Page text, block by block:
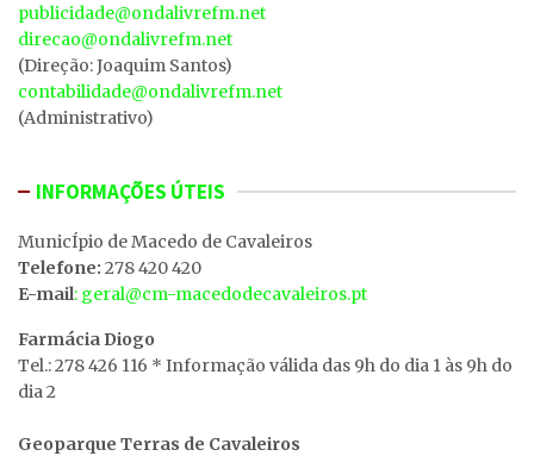
publicidade@ondalivrefm.net
direcao@ondalivrefm.net
(Direção: Joaquim Santos)
contabilidade@ondalivrefm.net
(Administrativo)
INFORMAÇÕES ÚTEIS
MunicÍpio de Macedo de Cavaleiros
Telefone: 278 420 420
E-mail: geral@cm-macedodecavaleiros.pt
Farmácia Diogo
Tel.: 278 426 116 * Informação válida das 9h do dia 1 às 9h do
dia 2
Geoparque Terras de Cavaleiros